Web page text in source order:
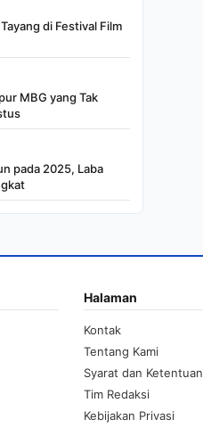
di Festival Film
MBG yang Tak
pada 2025, Laba
Halaman
Kontak
Tentang Kami
Syarat dan Ketentuan
Tim Redaksi
Kebijakan Privasi